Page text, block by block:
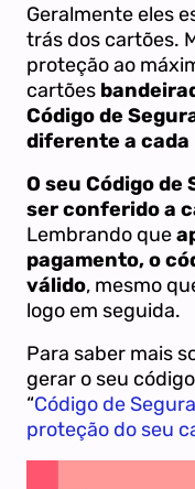
Geralmente eles
trás dos cartões.
proteção ao
cartões
Código de
diferente a cada
O seu Código de
ser conferido a
Lembrando que
pagamento, o
válido, mesmo
logo em seguida.
Para saber mais
gerar o seu
“Código de
proteção do seu